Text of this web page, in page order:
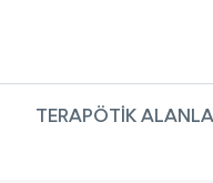
TERAPÖTIK